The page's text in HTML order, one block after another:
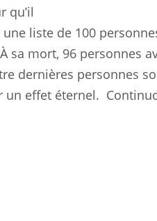
qu’il
liste de 100
À sa mort, 96 personnes
dernières personnes
un effet éternel.